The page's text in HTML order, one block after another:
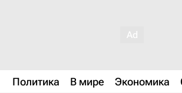
Политика В мире Экономика